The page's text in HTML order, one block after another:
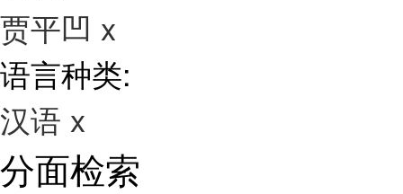
贾平凹 x
语言种类:
汉语 x
分面检索